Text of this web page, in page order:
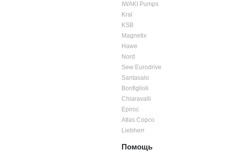
IWAKI Pumps
Kral
KSB
Magnetix
Hawe
Nord
Sew Eurodrive
Santasalo
Bonfiglioli
Chiaravalli
Epiroc
Atlas Copco
Liebherr
Помощь